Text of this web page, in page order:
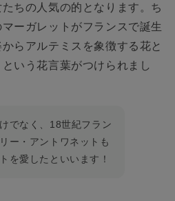
ちの人気の的となります。ち
ーガレットがフランスで誕生
らアルテミスを象徴する花と
いう花言葉がつけられまし
でなく、18世紀フラン
ー・アントワネットも
を愛したといいます！